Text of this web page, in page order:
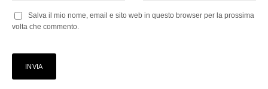
Salva il mio nome, email e sito web in questo browser per la prossima
volta che commento.